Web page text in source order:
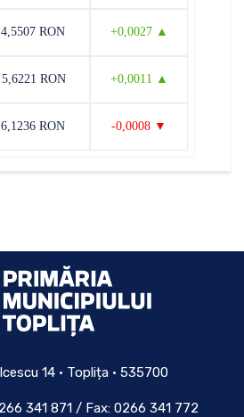
RON +0,0027 ▲
RON +0,0011 ▲
RON -0,0008 ▼
14 • Toplița • 535700
341 871 / Fax: 0266 341 772